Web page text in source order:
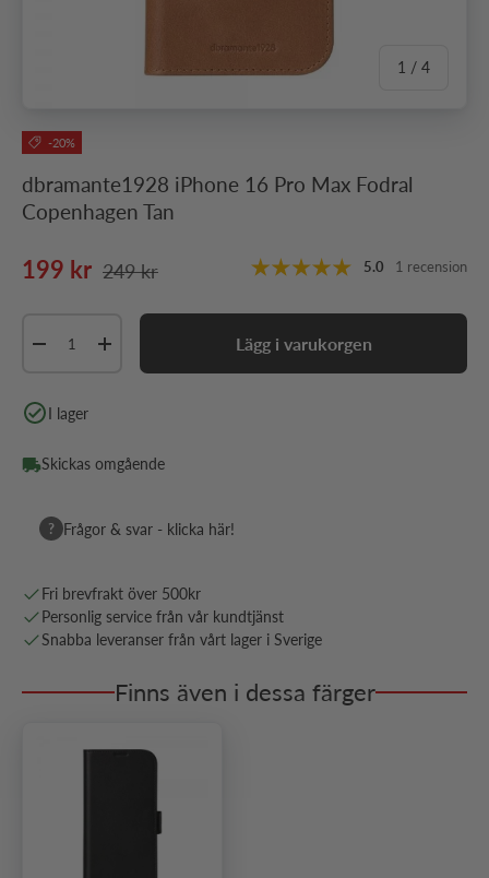
1 / av
4
-20%
dbramante1928 iPhone 16 Pro Max Fodral
Copenhagen Tan
Nedsatt pris
199 kr Ordinarie pris
249 kr 5.0 1 recension
Minska antalÖka antal Lägg i varukorgen
I lager
Skickas omgående
? Frågor & svar - klicka här!
Fri brevfrakt över 500kr
Personlig service från vår kundtjänst
Snabba leveranser från vårt lager i Sverige
Finns även i dessa färger